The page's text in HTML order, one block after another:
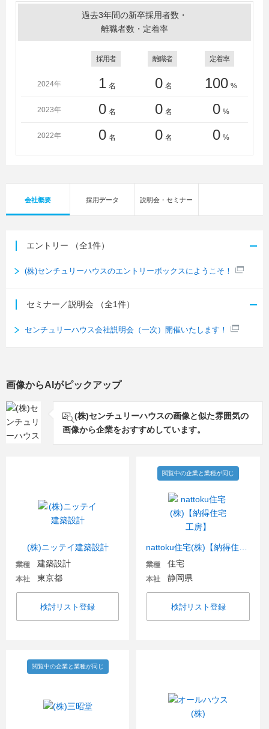
過去3年間の新卒採用者数・
離職者数・定着率
採用者 離職者 定着率
2024年 1 名 0 名 100 %
2023年 0 名 0 名 0 %
2022年 0 名 0 名 0 %
会社概要 採用データ 説明会・セミナー
エントリー （全1件）
(株)センチュリーハウスのエントリーボックスにようこそ！
セミナー／説明会 （全1件）
センチュリーハウス会社説明会（一次）開催いたします！
画像からAIがピックアップ
(株)センチュリーハウスの画像と似た雰囲気の
画像から企業をおすすめしています。
(株)ニッテイ建築設計
業種 建築設計
本社 東京都
検討リスト登録
閲覧中の企業と業種が同じ
業種 住宅
本社 静岡県
検討リスト登録
閲覧中の企業と業種が同じ